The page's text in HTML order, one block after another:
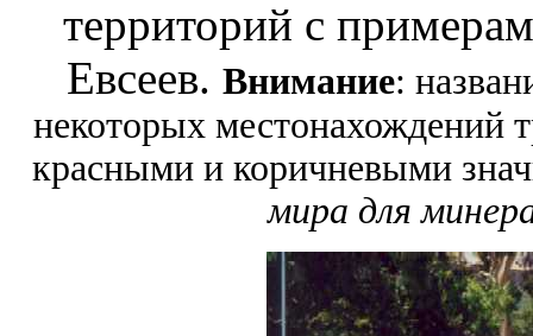
территорий с
Евсеев. Внимание:
некоторых местонахождений
красными и коричневыми
мира для